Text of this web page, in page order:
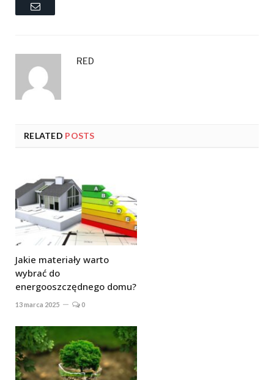
Email
RED
RELATED POSTS
Jakie materiały warto
wybrać do
energooszczędnego domu?
13 marca 2025 0